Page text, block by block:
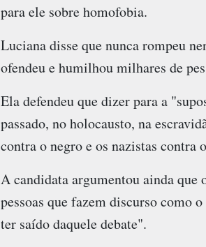
para ele sobre homofobia.
Luciana disse que nunca rompeu
ofendeu e humilhou milhares de
Ela defendeu que dizer para a
passado, no holocausto, na
contra o negro e os nazistas contra
A candidata argumentou ainda
pessoas que fazem discurso como
ter saído daquele debate".